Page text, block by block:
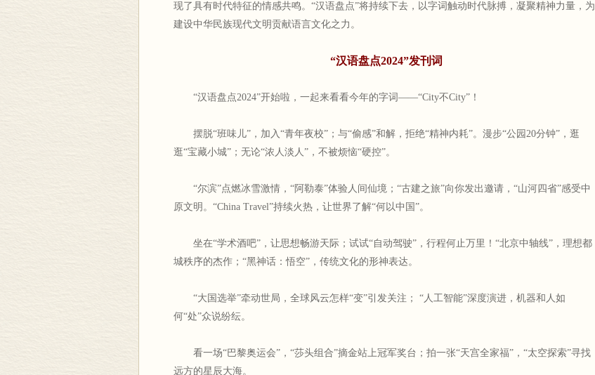
现了具有时代特征的情感共鸣。“汉语盘点”将持续下去，以字词触动时代脉搏，凝聚精神力量，为
建设中华民族现代文明贡献语言文化之力。
“汉语盘点2024”发刊词
“汉语盘点2024”开始啦，一起来看看今年的字词——“City不City”！
摆脱“班味儿”，加入“青年夜校”；与“偷感”和解，拒绝“精神内耗”。漫步“公园20分钟”，逛
逛“宝藏小城”；无论“浓人淡人”，不被烦恼“硬控”。
“尔滨”点燃冰雪激情，“阿勒泰”体验人间仙境；“古建之旅”向你发出邀请，“山河四省”感受中
原文明。“China Travel”持续火热，让世界了解“何以中国”。
坐在“学术酒吧”，让思想畅游天际；试试“自动驾驶”，行程何止万里！“北京中轴线”，理想都
城秩序的杰作；“黑神话：悟空”，传统文化的形神表达。
“大国选举”牵动世局，全球风云怎样“变”引发关注； “人工智能”深度演进，机器和人如
何“处”众说纷纭。
看一场“巴黎奥运会”，“莎头组合”摘金站上冠军奖台；拍一张“天宫全家福”，“太空探索”寻找
远方的星辰大海。